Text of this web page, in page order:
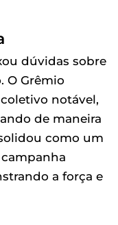
dúvidas sobre
O Grêmio
notável,
de maneira
como um
a força e